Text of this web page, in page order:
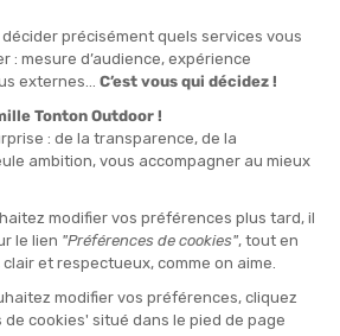
COLLECT-Voir les stocks magasin
Dès 30 € d'achat
Gagnez 2,50 €avec cet